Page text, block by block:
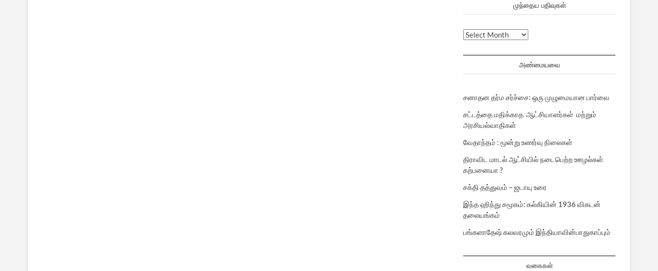
முந்தைய பதிவுகள்
முந்தைய
அண்மையவை
சனாதன தர்ம சர்ச்சை: ஒரு முழுமையான பார்வை
சட்டத்தை மதிக்காத ஆட்சியாளர்கள் மற்றும்
அரசியல்வாதிகள்
வேதாந்தம் : மூன்று உணர்வு நிலைகள்
திராவிட மாடல் ஆட்சியில் நடைபெற்ற ஊழல்கள்
கற்பனையா ?
சக்தி தத்துவம் – ஜடாயு உரை
இந்த ஹிந்து சமூகம்: கல்கியின் 1936 விகடன்
தலையங்கம்
பங்களாதேஷ் கலவரமும் இந்தியாவின்பாதுகாப்பும்
வகைகள்